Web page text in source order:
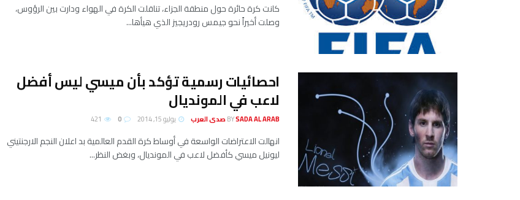
كانت كرة حائرة حول منطقة الجزاء، تناقلت الكرة في الهواء ودارت بين الرؤوس،
وصلت أخيراً نحو جيمس رودريجيز الذي هيأها...
احصائيات رسمية تؤكد بأن ميسي ليس أفضل
لاعب في المونديال
BYSADA AL ARAB صدى العرب يوليو 15, 2014
انهالت الاعتراضات الواسعة في أوساط كرة القدم العالمية بد اعلان النجم الارجنتيني
ليونيل ميسي كأفضل لاعب في المونديال، وبغض النظر...